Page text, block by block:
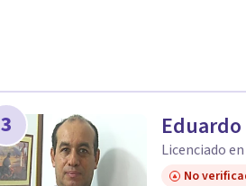
3
Licenciado
No